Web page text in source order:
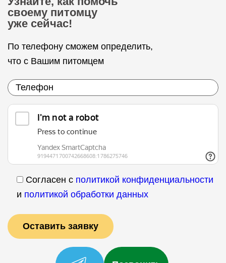
своему питомцу
уже сейчас!
По телефону сможем определить,
что с Вашим питомцем
Согласен с политикой конфиденциальности
и политикой обработки данных